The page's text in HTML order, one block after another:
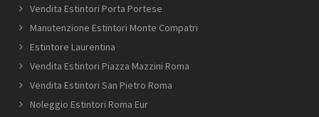
Vendita Estintori Porta Portese
Manutenzione Estintori Monte Compatri
Estintore Laurentina
Vendita Estintori Piazza Mazzini Roma
Vendita Estintori San Pietro Roma
Noleggio Estintori Roma Eur